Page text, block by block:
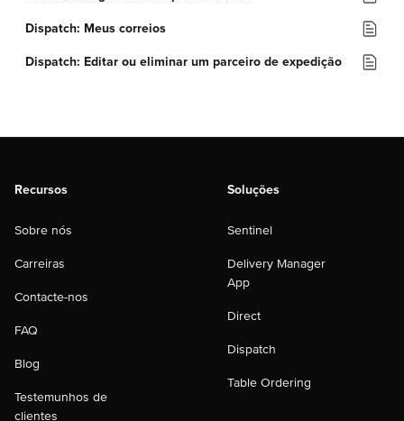
Dispatch: Meus correios
Dispatch: Editar ou eliminar um parceiro de expedição
Recursos
Sobre nós
Carreiras
Contacte-nos
FAQ
Blog
Testemunhos de
clientes
Soluções
Sentinel
Delivery Manager
App
Direct
Dispatch
Table Ordering